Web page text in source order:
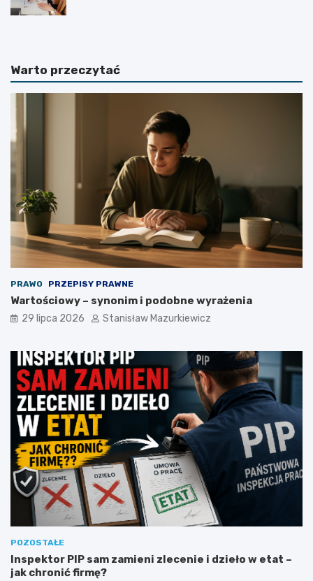
Warto przeczytać
PRAWO PRZEPISY PRAWNE
Wartościowy – synonim i podobne wyrażenia
29 lipca 2026 Stanisław Mazurkiewicz
POZOSTAŁE
Inspektor PIP sam zamieni zlecenie i dzieło w etat –
jak chronić firmę?